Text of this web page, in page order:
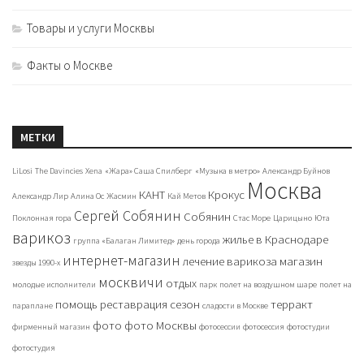
Товары и услуги Москвы
Факты о Москве
МЕТКИ
LiLosi The Davincies Xena «Жара» Саша Спилберг «Музыка в метро» Александр Буйнов
Александр Лир Алина Ос Жасмин КАНТ Кай Метов Крокус Москва
Поклонная гора Сергей Собянин Собянин Стас Море Царицыно Юта
варикоз группа «Балаган Лимитед» день города жилье в Краснодаре
звезды 1990-х интернет-магазин лечение варикоза магазин
молодые исполнители москвичи отдых парк полет на воздушном шаре полет на
параплане помощь реставрация сезон сладости в Москве терракт
фирменный магазин фото фото Москвы фотосессии фотосессия фотостудии
фотостудия